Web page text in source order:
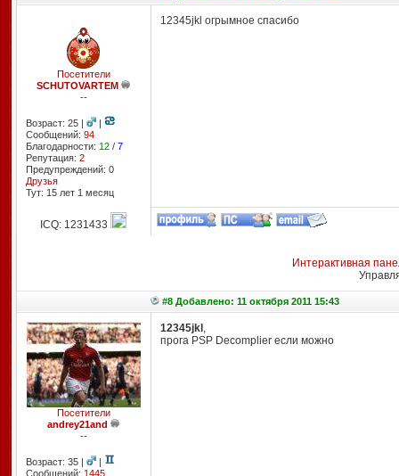
Посетители
SCHUTOVARTEM
--
Возраст: 25 |
|
Сообщений: 94
Благодарности: 12/ 7
Репутация: 2
Предупреждений: 0
Друзья
Тут: 15 лет 1 месяц
12345jkl огрымное спасибо
ICQ: 1231433
Интерактивная
#8 Добавлено: 11 октября 2011 15:43
Посетители
andrey21and
--
Возраст: 35 |
|
Сообщений: 1445
12345jkl ,
прога PSP Decomplier если можно